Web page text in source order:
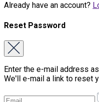
Already have an account?
Reset Password
Enter the e-mail address
We'll e-mail a link to reset